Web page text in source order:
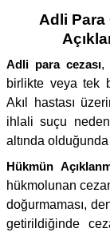
Adli Para
Adli para cezası,
birlikte veya tek
Akıl hastası
ihlali suçu
altında
Hükmün
hükmolunan
doğurmaması,
getirildiğinde